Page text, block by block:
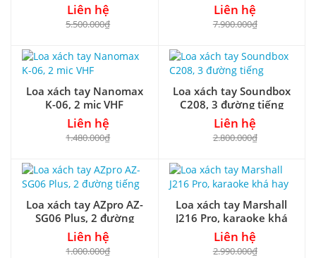
Liên hệ
5.500.000₫
Liên hệ
7.900.000₫
Loa xách tay Nanomax
K-06, 2 mic VHF
Liên hệ
1.480.000₫
Loa xách tay Soundbox
C208, 3 đường tiếng
Liên hệ
2.800.000₫
Loa xách tay AZpro AZ-
SG06 Plus, 2 đường
tiếng
Liên hệ
1.000.000₫
Loa xách tay Marshall
J216 Pro, karaoke khá
hay
Liên hệ
2.990.000₫